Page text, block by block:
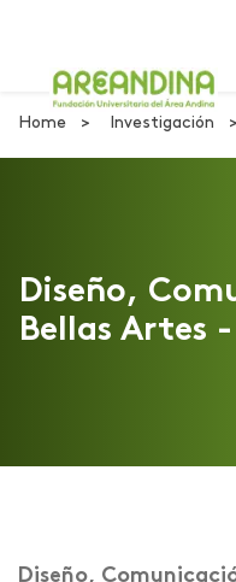
Home Investigación
Diseño,
Bellas Artes
Diseño,